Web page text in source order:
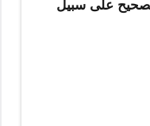
على سبيل